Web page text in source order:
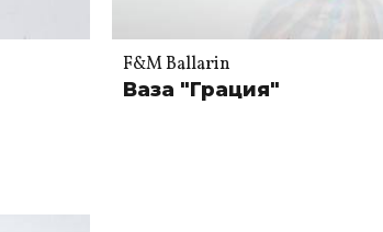
F&M Ballarin
Ваза "Грация"